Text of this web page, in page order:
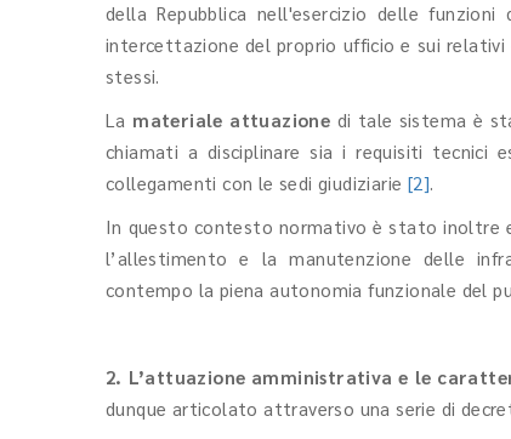
della Repubblica nell'esercizio delle
intercettazione del proprio ufficio e sui
stessi.
La materiale attuazione di tale sistema è
chiamati a disciplinare sia i requisiti tecnici
collegamenti con le sedi giudiziarie [2].
In questo contesto normativo è stato inoltre
l’allestimento e la manutenzione delle
contempo la piena autonomia funzionale del
2. L’attuazione amministrativa e le
dunque articolato attraverso una serie di